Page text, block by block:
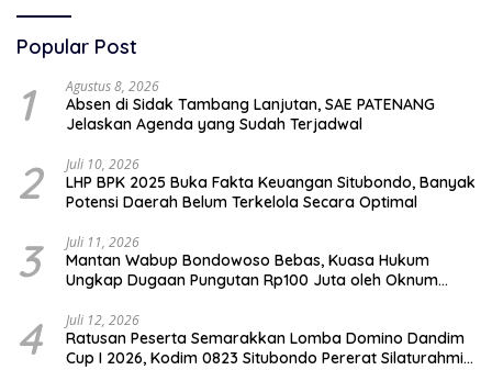
Popular Post
1 Agustus 8, 2026
Absen di Sidak Tambang Lanjutan, SAE PATENANG
Jelaskan Agenda yang Sudah Terjadwal
2 Juli 10, 2026
LHP BPK 2025 Buka Fakta Keuangan Situbondo, Banyak
Potensi Daerah Belum Terkelola Secara Optimal
3 Juli 11, 2026
Mantan Wabup Bondowoso Bebas, Kuasa Hukum
Ungkap Dugaan Pungutan Rp100 Juta oleh Oknum
4 Juli 12, 2026
Ratusan Peserta Semarakkan Lomba Domino Dandim
Cup I 2026, Kodim 0823 Situbondo Pererat Silaturahmi